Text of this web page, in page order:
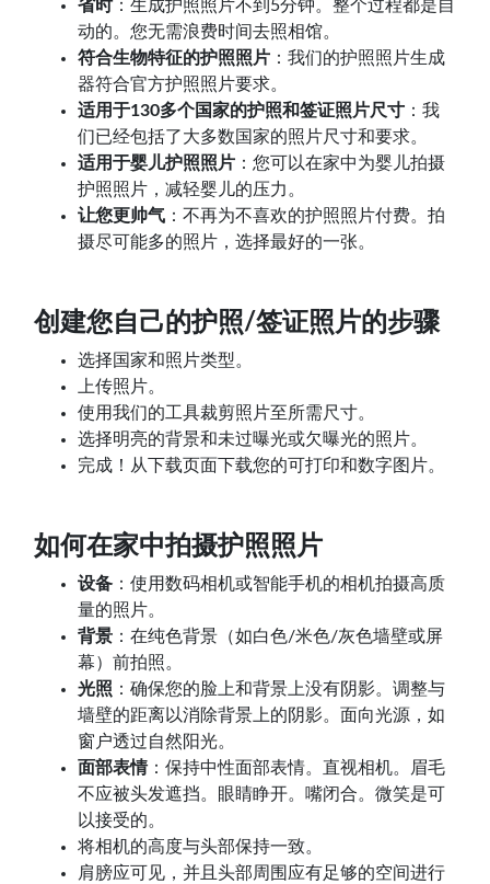
省时：生成护照照片不到5分钟。整个过程都是自
动的。您无需浪费时间去照相馆。
符合生物特征的护照照片 ：我们的护照照片生成
器符合官方护照照片要求。
适用于130多个国家的护照和签证照片尺寸 ：我
们已经包括了大多数国家的照片尺寸和要求。
适用于婴儿护照照片 ：您可以在家中为婴儿拍摄
护照照片，减轻婴儿的压力。
让您更帅气 ：不再为不喜欢的护照照片付费。拍
摄尽可能多的照片，选择最好的一张。
创建您自己的护照/签证照片的步骤
选择国家和照片类型。
上传照片。
使用我们的工具裁剪照片至所需尺寸。
选择明亮的背景和未过曝光或欠曝光的照片。
完成！从下载页面下载您的可打印和数字图片。
如何在家中拍摄护照照片
设备 ：使用数码相机或智能手机的相机拍摄高质
量的照片。
背景 ：在纯色背景（如白色/米色/灰色墙壁或屏
幕）前拍照。
光照 ：确保您的脸上和背景上没有阴影。调整与
墙壁的距离以消除背景上的阴影。面向光源，如
窗户透过自然阳光。
面部表情：保持中性面部表情。直视相机。眉毛
不应被头发遮挡。眼睛睁开。嘴闭合。微笑是可
以接受的。
将相机的高度与头部保持一致。
肩膀应可见，并且头部周围应有足够的空间进行